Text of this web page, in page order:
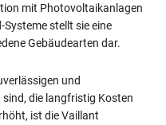
mit Photovoltaikanlagen
stellt sie eine
Gebäudearten dar.
und
die langfristig Kosten
ist die Vaillant